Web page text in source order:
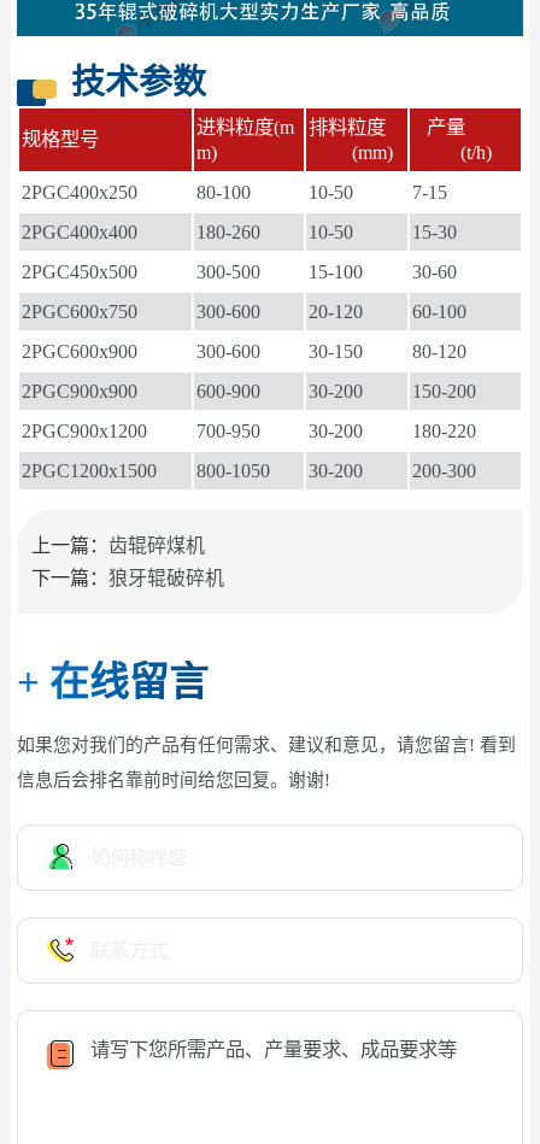
技术参数
规格型号
进料粒度(m
m)
排料粒度
(mm)
产量
(t/h)
2PGC400x250
80-100 10-50
7-15
2PGC400x400
180-260 10-50
15-30
2PGC450x500
300-500 15-100
30-60
2PGC600x750
300-600 20-120
60-100
2PGC600x900
300-600 30-150
80-120
2PGC900x900
600-900 30-200
150-200
2PGC900x1200
700-950 30-200
180-220
2PGC1200x1500
800-1050 30-200 200-300
上一篇： 齿辊碎煤机
下一篇： 狼牙辊破碎机
+ 在线留言
如果您对我们的产品有任何需求、建议和意见，请您留言! 看到
信息后会排名靠前时间给您回复。谢谢!